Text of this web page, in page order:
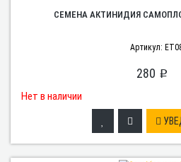
СЕМЕНА АКТИНИДИЯ
Артикул:
280 p
Нет в наличии